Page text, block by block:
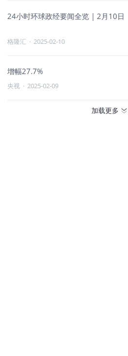
24小时环球政经要闻全览 | 2月10日
格隆汇 · 2025-02-10
增幅27.7%
央视 · 2025-02-09
加载更多